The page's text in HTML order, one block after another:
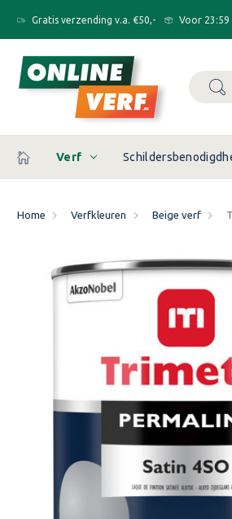
Gratis verzending v.a. €50,- Voor
Zoeken
Verf
Home Verfkleuren Beige verf